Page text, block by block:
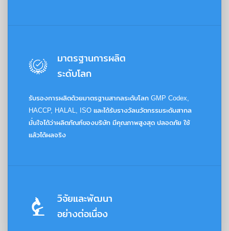
มาตรฐานการผลิต
ระดับโลก
รับรองการผลิตด้วยมาตรฐานสากลระดับโลก GMP Codex,
HACCP, HALAL, ISO และได้รับรางวัลนวัตกรรมระดับสากล
มั่นใจได้ว่าผลิตภัณฑ์ของบริษัท มีคุณภาพสูงสุด ปลอดภัย ใช้
แล้วได้ผลจริง
วิจัยและพัฒนา
อย่างต่อเนื่อง